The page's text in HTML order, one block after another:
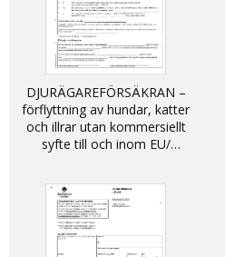
DJURÄGAREFÖRSÄKRAN –
förflyttning av hundar, katter
och illrar utan kommersiellt
syfte till och inom EU/
dogs, cats and ferrets into
and within the EU